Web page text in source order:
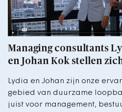
Managing consultants
en Johan Kok stellen
Lydia en Johan zijn onze
gebied van duurzame
juist voor management,